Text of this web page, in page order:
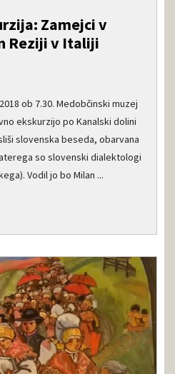
Zamejci v
Reziji v Italiji
ob 7.30. Medobčinski muzej
ekskurzijo po Kanalski dolini
slovenska beseda, obarvana
so slovenski dialektologi
Vodil jo bo Milan ...